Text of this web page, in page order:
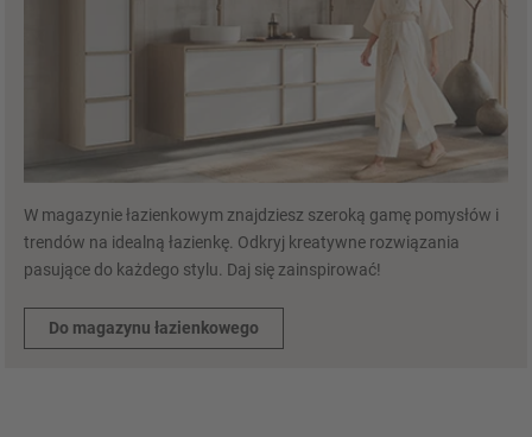
W magazynie łazienkowym znajdziesz szeroką gamę pomysłów i
trendów na idealną łazienkę. Odkryj kreatywne rozwiązania
pasujące do każdego stylu. Daj się zainspirować!
Do magazynu łazienkowego